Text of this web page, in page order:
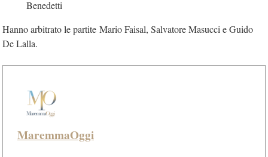
Benedetti
Hanno arbitrato le partite Mario Faisal, Salvatore Masucci e Guido
De Lalla.
MaremmaOggi